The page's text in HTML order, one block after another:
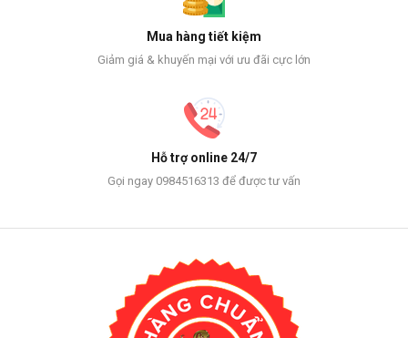
Mua hàng tiết kiệm
Giảm giá & khuyến mại với ưu đãi cực lớn
Hỗ trợ online 24/7
Gọi ngay 0984516313 để được tư vấn